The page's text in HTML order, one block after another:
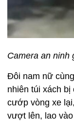
Camera an ninh
Đôi nam nữ
nhiên túi xách
cướp vòng xe
vượt lên, lao